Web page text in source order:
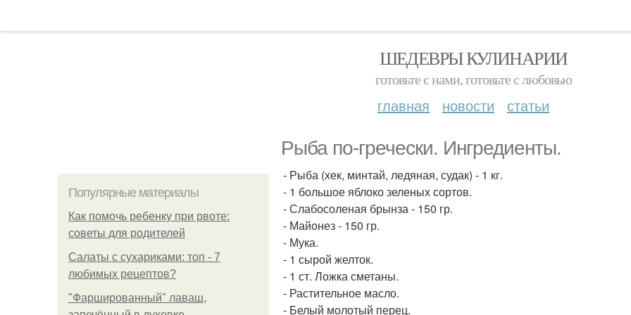
ШЕДЕВРЫ КУЛИНАРИИ
готовьте с нами, готовьте с любовью
главная новости статьи
Рыба по-гречески. Ингредиенты.
Популярные материалы
Как помочь ребенку при рвоте:
советы для родителей
Салаты с сухариками: топ - 7
любимых рецептов?
"Фаршированный" лаваш,
- Рыба (хек, минтай, ледяная, судак) - 1 кг.
- 1 большое яблоко зеленых сортов.
- Слабосоленая брынза - 150 гр.
- Майонез - 150 гр.
- Мука.
- 1 сырой желток.
- 1 ст. Ложка сметаны.
- Растительное масло.
- Белый молотый перец.